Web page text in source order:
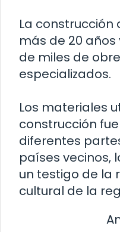
La
más de 20
de miles de
especializados.
Los materiales
construcción
diferentes
países vecinos,
un testigo de la
cultural de la